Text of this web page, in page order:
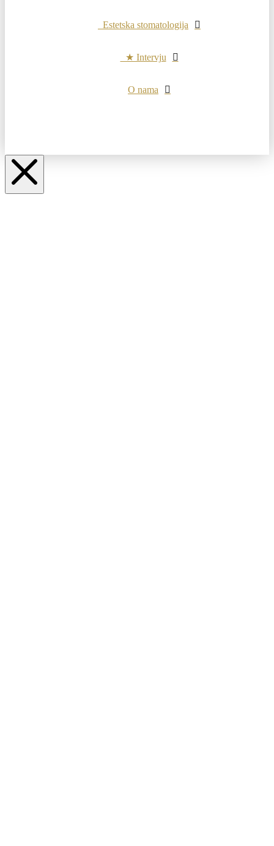
Estetska stomatologija
★ Intervju
O nama